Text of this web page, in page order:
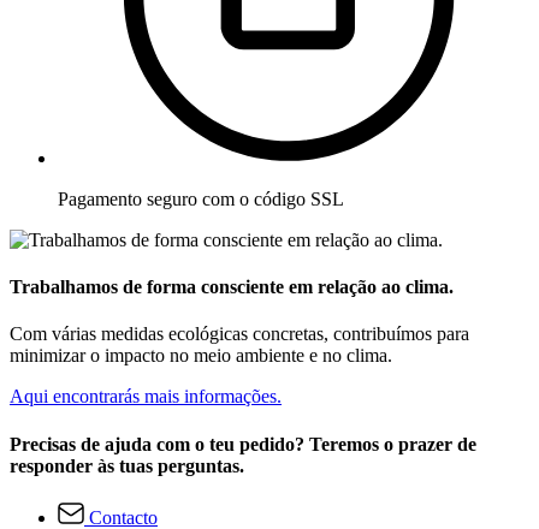
Pagamento seguro com o código SSL
Trabalhamos de forma consciente em relação ao clima.
Com várias medidas ecológicas concretas, contribuímos para
minimizar o impacto no meio ambiente e no clima.
Aqui encontrarás mais informações.
Precisas de ajuda com o teu pedido? Teremos o prazer de
responder às tuas perguntas.
Contacto